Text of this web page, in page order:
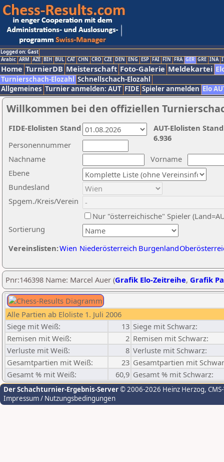
Logged on: Gast
Arabic ARM AZE BIH BUL CAT CHN CRO CZE DEN ENG ESP FAI FIN FRA GER GRE INA
Home TurnierDB Meisterschaft Foto-Galerie Meldekartei
Turnierschach-Elozahl Schnellschach-Elozahl
Allgemeines Turnier anmelden: AUT FIDE Spieler anmelden Elo
Willkommen bei den offiziellen
Nachname
Vorname
Ebene
Sortierung
Personennummer
Bundesland
Spgem./Kreis/Verein
Nur "österreichische" Spieler
Vereinslisten:Wien Niederösterreich Burgenland
AUT-Elolisten
6.936
FIDE-Elolisten Stand
Pnr:146398 Name: Marcel Auer (Grafik Elo-Zeitreihe, Grafik
Alle Partien ab Eloliste 1. Juli 2006
Siege mit Weiß:
13 Siege mit Schwarz:
Remisen mit Weiß:
2 Remisen mit Schwarz:
Verluste mit Weiß:
8 Verluste mit Schwarz:
Gesamtpartien mit Weiß:
23 Gesamtpartien mit
Gesamt % mit Weiß:
60,9 Gesamt % mit Schwarz:
Der Schachturnier-Ergebnis-Server© 2006-2026 Heinz Herzog,
Impressum / Nutzungsbedingungen